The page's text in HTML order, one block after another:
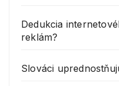
Dedukcia
reklám?
Slováci